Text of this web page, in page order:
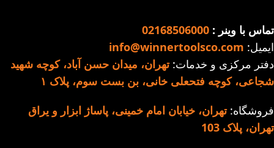
تماس با وینر : 02168506000
ایمیل: info@winnertoolsco.com
دفتر مرکزی و خدمات: تهران، میدان حسن آباد، کوچه شهید
شجاعی، کوچه فتحعلی خانی، بن بست سوم، پلاک ۱
فروشگاه: تهران، خیابان امام خمینی، پاساژ ابزار و یراق
تهران، پلاک 103